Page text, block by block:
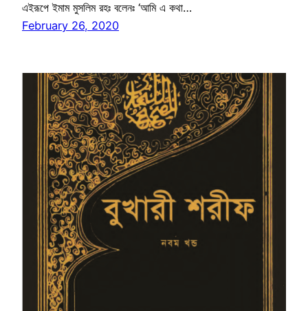
এইরূপে ইমাম মুসলিম রহঃ বলেনঃ ‘আমি এ কথা…
February 26, 2020